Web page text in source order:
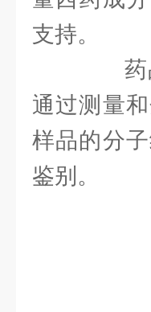
支持。
药品
通过测量
样品的分
鉴别。